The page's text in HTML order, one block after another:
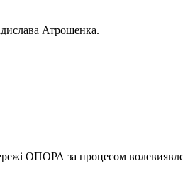
Атрошенка.
ОПОРА за процесом